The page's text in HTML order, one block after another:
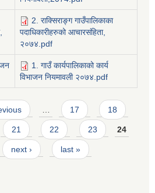
2. राक्सिराङ्ग गाउँपालिकाका
पदाधिकारीहरुको आचारसंहिता,
२०७४.pdf
1. गाउँ कार्यपालिकाको कार्य
विभाजन नियमावली २०७४.pdf
17 18
21 22 23 24
next › last »